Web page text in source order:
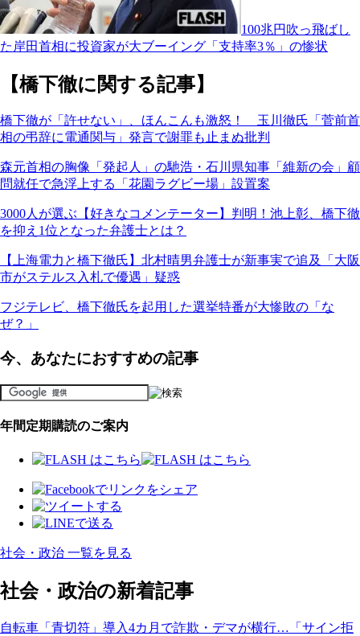
100兆円吹っ飛ばし
た岸田首相に投資家が大ブーイング「支持率3％」の惨状
【橋下徹に関する記事】
橋下徹が「許せない」、ほんこんも激怒！ 玉川徹氏「菅前首
相の弔辞に電通関与」発言で謝罪も止まぬ批判
森元首相の胸像「発起人」の馳浩・石川県知事「維新の会」顧
問就任で急浮上する「花園ラグビー場」設置案
3000人が選ぶ【好きなコメンテーター】判明！池上彰、橋下徹
を抑え1位となった弁護士とは？
【上海電力と橋下徹氏】北村晴男弁護士が新事実で追及「大阪
市がステルス入札で優遇」疑惑
フジテレビ、橋下徹氏を起用した選挙特番が大惨敗の「な
ぜ？」
今、あなたにおすすめの記事
年間定期購読のご案内
社会・政治 一覧を見る
社会・政治の新着記事
自転車「青切符」導入4カ月で詐欺・デマが横行…「サイン拒